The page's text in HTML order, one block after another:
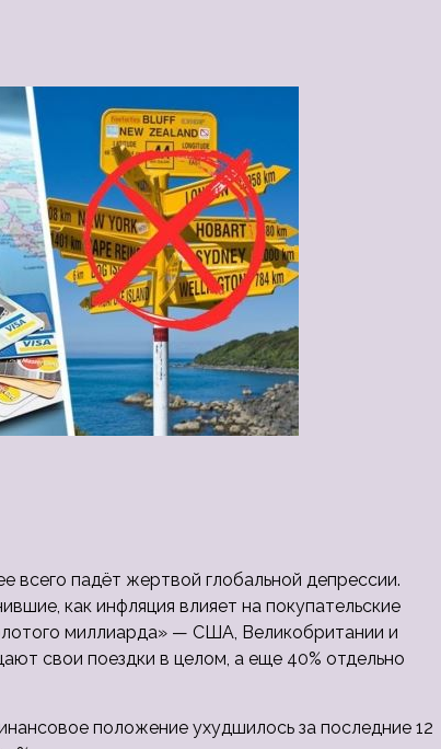
всего падёт жертвой глобальной депрессии.
как инфляция влияет на покупательские
миллиарда» — США, Великобритании и
свои поездки в целом, а еще 40% отдельно
положение ухудшилось за последние 12